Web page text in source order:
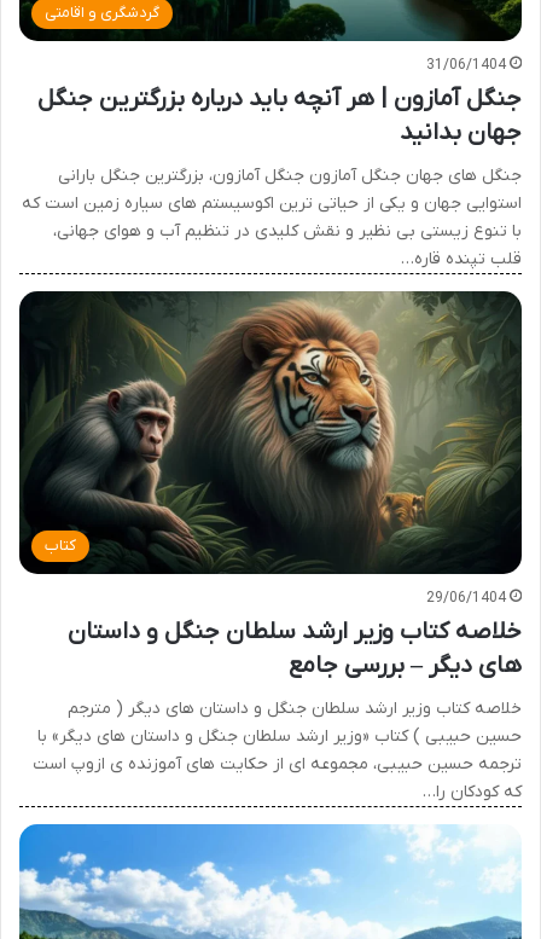
گردشگری و اقامتی
31/06/1404
جنگل آمازون | هر آنچه باید درباره بزرگترین جنگل
جهان بدانید
جنگل های جهان جنگل آمازون جنگل آمازون، بزرگترین جنگل بارانی
استوایی جهان و یکی از حیاتی ترین اکوسیستم های سیاره زمین است که
با تنوع زیستی بی نظیر و نقش کلیدی در تنظیم آب و هوای جهانی،
قلب تپنده قاره…
کتاب
29/06/1404
خلاصه کتاب وزیر ارشد سلطان جنگل و داستان
های دیگر – بررسی جامع
خلاصه کتاب وزیر ارشد سلطان جنگل و داستان های دیگر ( مترجم
حسین حبیبی ) کتاب «وزیر ارشد سلطان جنگل و داستان های دیگر» با
ترجمه حسین حبیبی، مجموعه ای از حکایت های آموزنده ی ازوپ است
که کودکان را…